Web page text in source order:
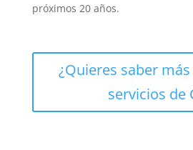
próximos 20 años.
¿Quieres saber
servicios de